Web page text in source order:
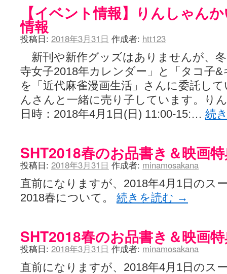
【イベント情報】りんしゃん
情報
投稿日: 2018年3月31日 作成者: htt123
新刊や新作グッズはありませんが、
寺女子2018年カレンダー」と「タコ子
を「近代麻雀漫画生活」さんに委託し
んさんと一緒に売り子しています。り
日時：2018年4月1日(日) 11:00-15:… 続
SHT2018春のお品書き＆映画
投稿日: 2018年3月31日 作成者: minamosakana
直前になりますが、2018年4月1日のス
2018春について。 続きを読む →
SHT2018春のお品書き＆映画
投稿日: 2018年3月31日 作成者: minamosakana
直前になりますが、2018年4月1日のス